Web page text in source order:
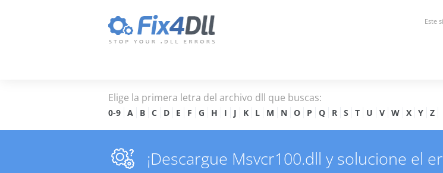
Este
Elige la primera letra del archivo dll que buscas:
0-9 A B C D E F G H I J K L M N O P Q R S T U V W X Y Z
¡Descargue Msvcr100.dll y solucione el